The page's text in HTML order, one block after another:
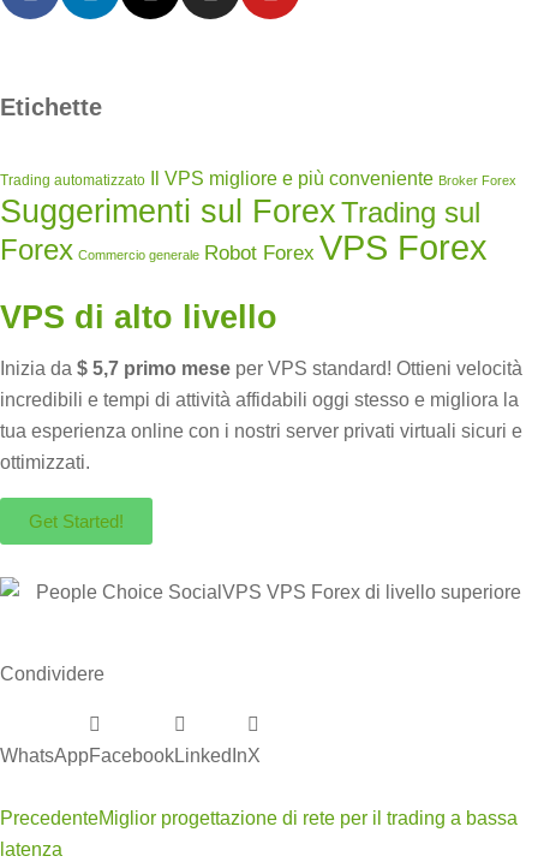
Etichette
Trading automatizzato Il VPS migliore e più conveniente Broker Forex
Suggerimenti sul ForexTrading sul
Forex Commercio generale Robot Forex VPS Forex
VPS di alto livello
Inizia da $ 5,7 primo mese per VPS standard! Ottieni velocità
incredibili e tempi di attività affidabili oggi stesso e migliora la
tua esperienza online con i nostri server privati ​​virtuali sicuri e
ottimizzati.
Get Started!
Condividere
WhatsAppFacebookLinkedInX
PrecedenteMiglior progettazione di rete per il trading a bassa
latenza